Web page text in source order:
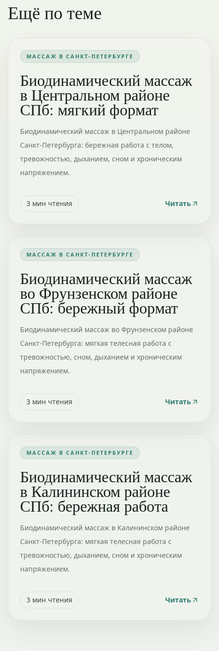
Ещё по теме
МАССАЖ В САНКТ-ПЕТЕРБУРГЕ
Биодинамический массаж
в Центральном районе
СПб: мягкий формат
Биодинамический массаж в Центральном районе
Санкт-Петербурга: бережная работа с телом,
тревожностью, дыханием, сном и хроническим
напряжением.
3 мин чтения Читать
МАССАЖ В САНКТ-ПЕТЕРБУРГЕ
Биодинамический массаж
во Фрунзенском районе
СПб: бережный формат
Биодинамический массаж во Фрунзенском районе
Санкт-Петербурга: мягкая телесная работа с
тревожностью, сном, дыханием и хроническим
напряжением.
3 мин чтения Читать
МАССАЖ В САНКТ-ПЕТЕРБУРГЕ
Биодинамический массаж
в Калининском районе
СПб: бережная работа
Биодинамический массаж в Калининском районе
Санкт-Петербурга: мягкая телесная работа с
тревожностью, дыханием, сном и хроническим
напряжением.
3 мин чтения Читать